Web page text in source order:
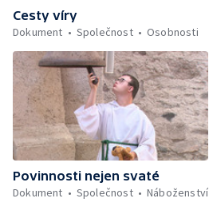
Cesty víry
Dokument
Společnost Osobnosti
Povinnosti nejen svaté
Dokument
Společnost Náboženství